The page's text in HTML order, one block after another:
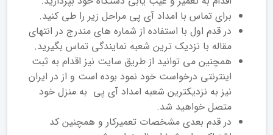
برای تماس با امداد آی پی مراحل زیر را طی کنید.
در قدم اول با استفاده از شماره های مندرج در انتهای
مقاله با نزدیک ترین شعبه نمایندگی تماس بگیرید.
همچنین می توانید از طریق سایت نیز اقدام به ثبت
اینترنتی درخواست خود نمود بوده است و از در ایران
نیز به نزدیکترین شعبه امداد آی پی به منزل خود
متصل خواهید شد.
در قدم بعدی مشخصات تعمیرکار و همچنین کد